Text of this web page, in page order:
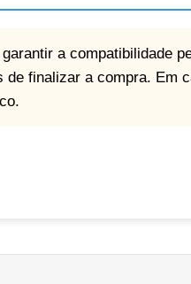
garantir a compatibilidade
de finalizar a compra. Em